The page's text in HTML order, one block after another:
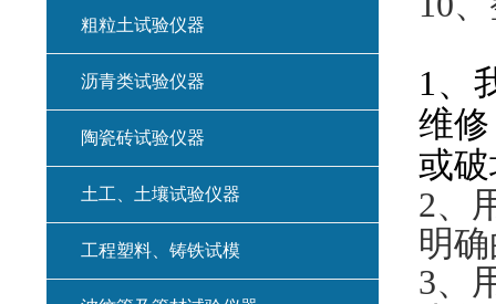
1 、
维
或
2、
明
3、
粗粒土试验仪器
沥青类试验仪器
陶瓷砖试验仪器
土工、土壤试验仪器
工程塑料、铸铁试模